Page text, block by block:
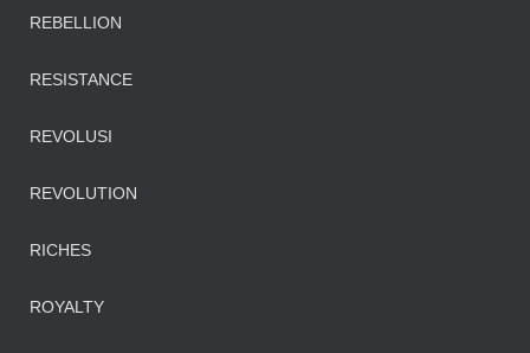
REBELLION
RESISTANCE
REVOLUSI
REVOLUTION
RICHES
ROYALTY